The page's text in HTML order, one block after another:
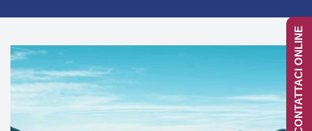
CONTATTACI ONLINE